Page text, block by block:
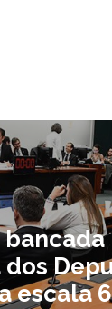
dos
escala